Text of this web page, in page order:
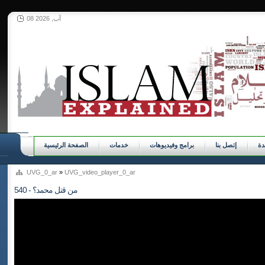
08 آب, 2026
الصفحة الرئيسية خدمات برامج وفيديوهات إتصل بنا
UVG_0_ar » UVG_video_player_0_ar
540 - من قتل محمد؟